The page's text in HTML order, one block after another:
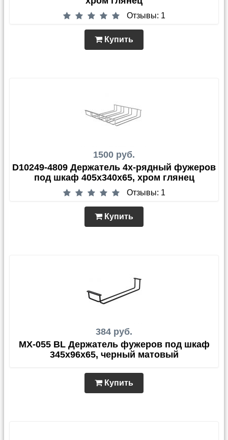
Отзывы: 1
Купить
1500 руб.
D10249-4809 Держатель 4х-рядный фужеров
под шкаф 405х340х65, хром глянец
Отзывы: 1
Купить
384 руб.
MX-055 BL Держатель фужеров под шкаф
345х96х65, черный матовый
Купить